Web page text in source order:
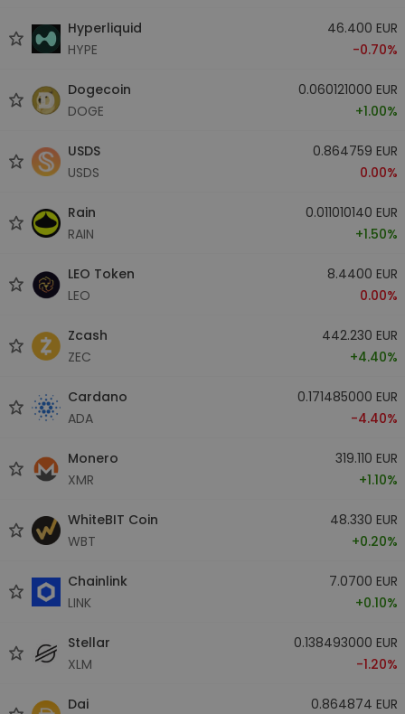
Hyperliquid
HYPE
46.400 EUR
-0.70%
Dogecoin
DOGE
0.060121000 EUR
+1.00%
USDS
USDS
0.864759 EUR
0.00%
Rain
RAIN
0.011010140 EUR
+1.50%
LEO Token
LEO
8.4400 EUR
0.00%
Zcash
ZEC
442.230 EUR
+4.40%
Cardano
ADA
0.171485000 EUR
-4.40%
Monero
XMR
319.110 EUR
+1.10%
WhiteBIT Coin
WBT
48.330 EUR
+0.20%
Chainlink
LINK
7.0700 EUR
+0.10%
Stellar
XLM
0.138493000 EUR
-1.20%
Dai
0.864874 EUR